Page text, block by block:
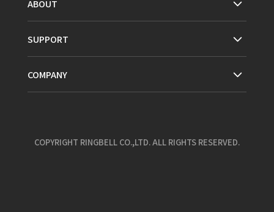
ABOUT
SUPPORT
COMPANY
COPYRIGHT RINGBELL CO.,LTD. ALL RIGHTS RESERVED.